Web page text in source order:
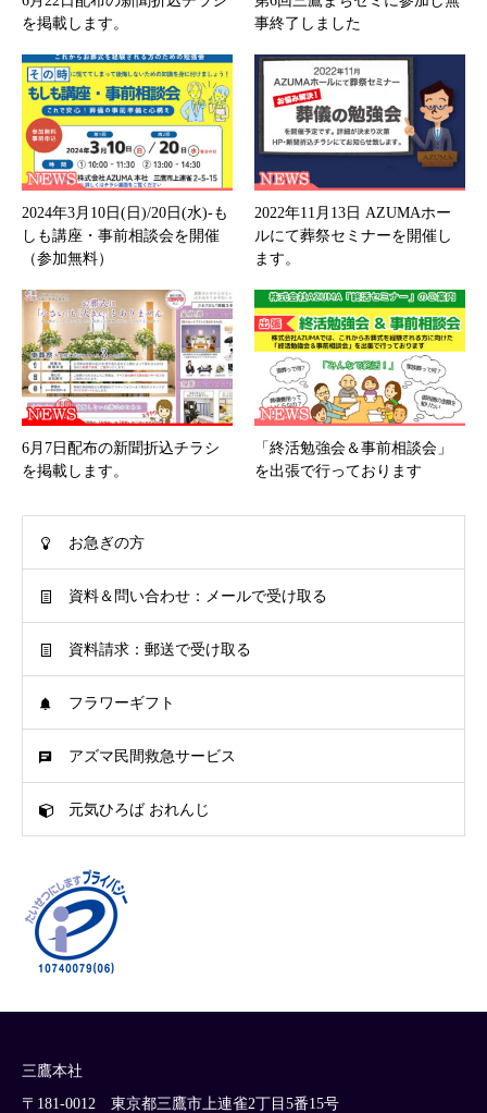
を掲載します。
事終了しました
2024年3月10日(日)/20日(水)-も
しも講座・事前相談会を開催
（参加無料）
2022年11月13日 AZUMAホー
ルにて葬祭セミナーを開催し
ます。
6月7日配布の新聞折込チラシ
を掲載します。
「終活勉強会＆事前相談会」
を出張で行っております
お急ぎの方
資料＆問い合わせ：メールで受け取る
資料請求：郵送で受け取る
フラワーギフト
アズマ民間救急サービス
元気ひろば おれんじ
三鷹本社
〒181-0012 東京都三鷹市上連雀2丁目5番15号